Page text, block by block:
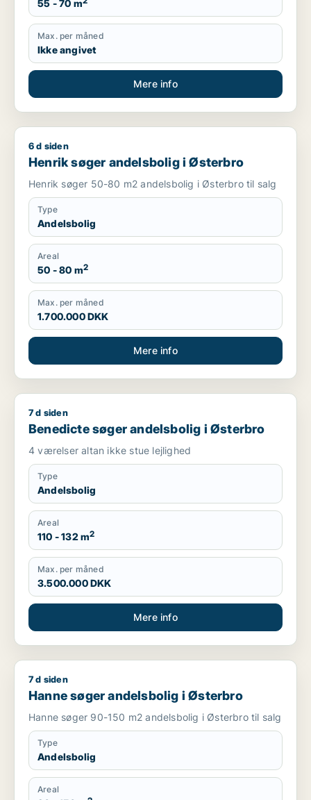
55 - 70 m
Max. per måned
Ikke angivet
Mere info
Henrik søger andelsbolig i Østerbro
6 d siden
Henrik søger andelsbolig i Østerbro
Henrik søger 50-80 m2 andelsbolig i Østerbro til salg
Type
Andelsbolig
Areal
50 - 80 m2
Max. per måned
1.700.000 DKK
Mere info
Benedicte søger andelsbolig i Østerbro
7 d siden
Benedicte søger andelsbolig i Østerbro
4 værelser altan ikke stue lejlighed
Type
Andelsbolig
Areal
110 - 132 m2
Max. per måned
3.500.000 DKK
Mere info
Hanne søger andelsbolig i Østerbro
7 d siden
Hanne søger andelsbolig i Østerbro
Hanne søger 90-150 m2 andelsbolig i Østerbro til salg
Type
Andelsbolig
Areal